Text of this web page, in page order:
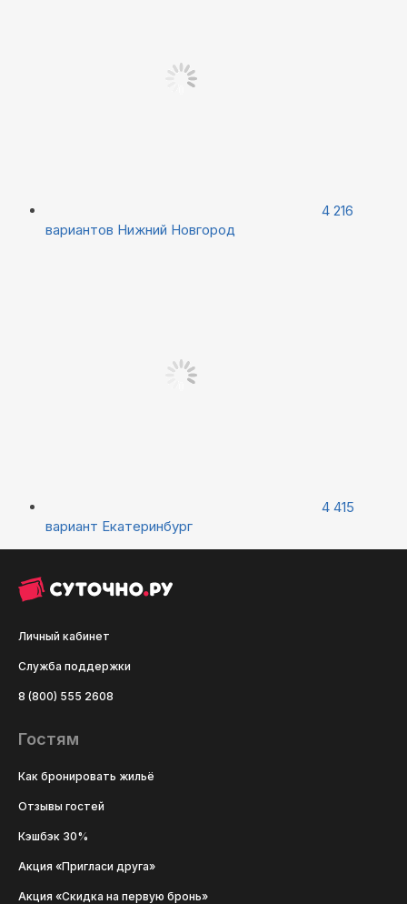
4 216
вариантов Нижний Новгород
4 415
вариант Екатеринбург
Личный кабинет
Служба поддержки
8 (800) 555 2608
Гостям
Как бронировать жильё
Отзывы гостей
Кэшбэк 30%
Акция «Пригласи друга»
Акция «Скидка на первую бронь»